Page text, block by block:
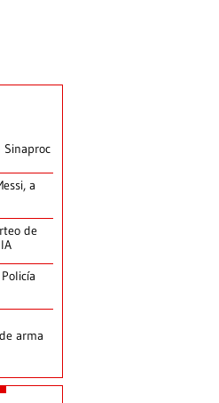
Sinaproc
a
de
arma